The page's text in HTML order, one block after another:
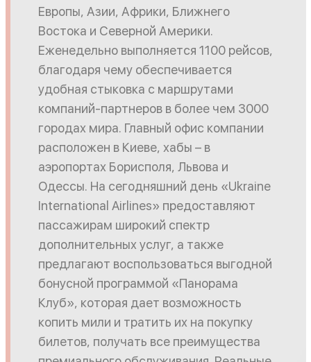
Европы, Азии, Африки, Ближнего
Востока и Северной Америки.
Еженедельно выполняется 1100 рейсов,
благодаря чему обеспечивается
удобная стыковка с маршрутами
компаний-партнеров в более чем 3000
городах мира. Главный офис компании
расположен в Киеве, хабы – в
аэропортах Борисполя, Львова и
Одессы. На сегодняшний день «Ukraine
International Airlines» предоставляют
пассажирам широкий спектр
дополнительных услуг, а также
предлагают воспользоваться выгодной
бонусной программой «Панорама
Клуб», которая дает возможность
копить мили и тратить их на покупку
билетов, получать все преимущества